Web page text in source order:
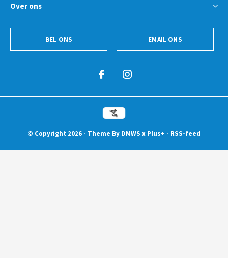
Over ons
BEL ONS EMAIL ONS
© Copyright 2026 - Theme By DMWS x Plus+ - RSS-feed